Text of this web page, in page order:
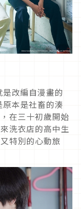
改編自漫畫的
原本是社畜的湊
在三十初歲開始
洗衣店的高中生
特別的心動旅